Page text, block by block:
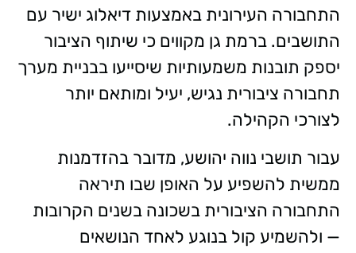
התחבורה העירונית באמצעות דיאלוג ישיר עם
התושבים. ברמת גן מקווים כי שיתוף הציבור
יספק תובנות משמעותיות שיסייעו בבניית מערך
תחבורה ציבורית נגיש, יעיל ומותאם יותר
לצורכי הקהילה.
עבור תושבי נווה יהושע, מדובר בהזדמנות
ממשית להשפיע על האופן שבו תיראה
התחבורה הציבורית בשכונה בשנים הקרובות
— ולהשמיע קול בנוגע לאחד הנושאים